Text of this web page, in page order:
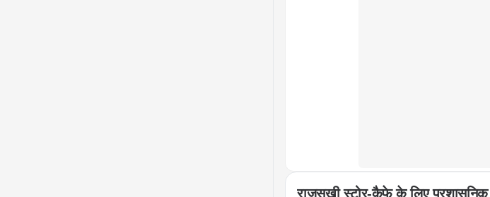
राजसखी स्टोर-कैफे के लिए प्रशासनिक